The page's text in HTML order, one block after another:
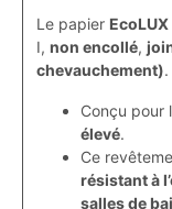
Le papier EcoLUX
I,non encollé,
chevauchement).
Conçu pour
élevé.
Ce
résistant à
salles de